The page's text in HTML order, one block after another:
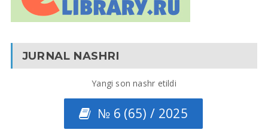
JURNAL NASHRI
Yangi son nashr etildi
№ 6 (65) / 2025